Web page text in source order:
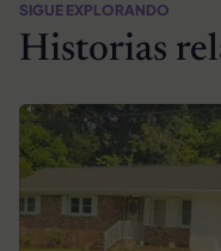
SIGUE EXPLORANDO
Historias